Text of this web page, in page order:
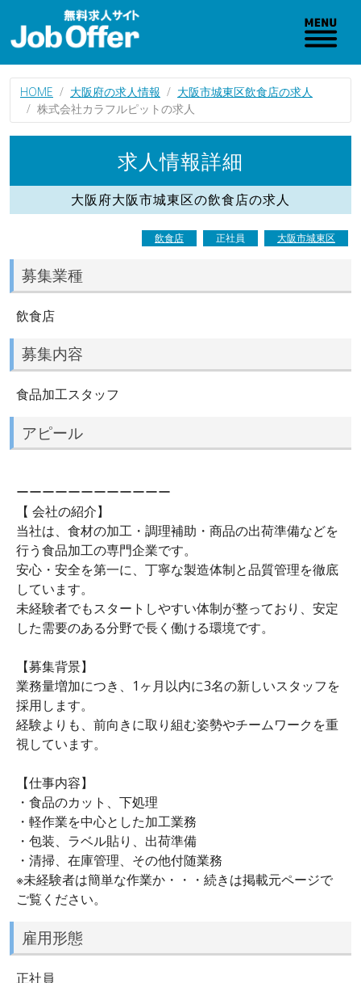
HOME 大阪府の求人情報
大阪市城東区飲食店の求人
株式会社カラフルピットの求人
求人情報詳細
大阪府大阪市城東区の飲食店の求人
飲食店 正社員 大阪市城東区
募集業種
飲食店
募集内容
食品加工スタッフ
アピール
ーーーーーーーーーーーー
【 会社の紹介】
当社は、食材の加工・調理補助・商品の出荷準備などを
行う食品加工の専門企業です。
安心・安全を第一に、丁寧な製造体制と品質管理を徹底
しています。
未経験者でもスタートしやすい体制が整っており、安定
した需要のある分野で長く働ける環境です。
【募集背景】
業務量増加につき、1ヶ月以内に3名の新しいスタッフを
採用します。
経験よりも、前向きに取り組む姿勢やチームワークを重
視しています。
【仕事内容】
・食品のカット、下処理
・軽作業を中心とした加工業務
・包装、ラベル貼り、出荷準備
・清掃、在庫管理、その他付随業務
※未経験者は簡単な作業か・・・続きは掲載元ページで
ご覧ください。
雇用形態
正社員